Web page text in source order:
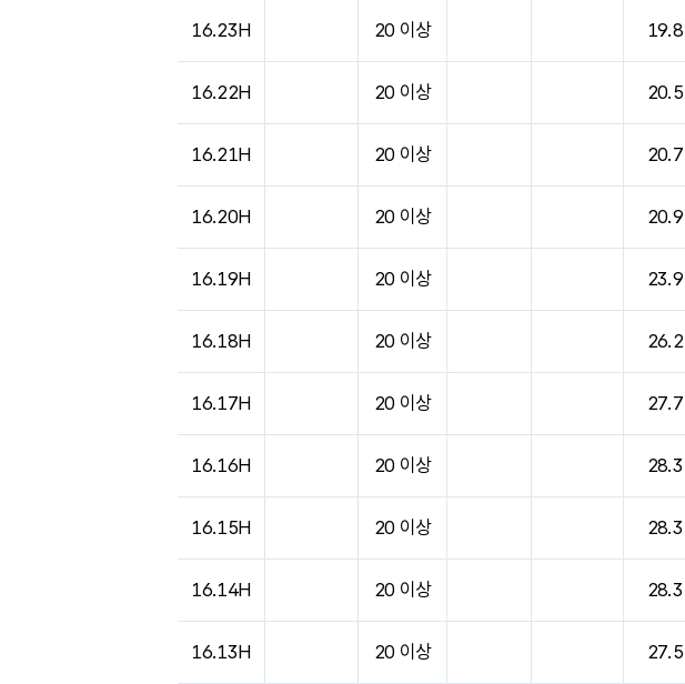
16.23H 20 이상 19.8
16.22H 20 이상 20.5
16.21H 20 이상 20.7
16.20H 20 이상 20.9
16.19H 20 이상 23.9
16.18H 20 이상 26.2
16.17H 20 이상 27.7
16.16H 20 이상 28.3
16.15H 20 이상 28.3
16.14H 20 이상 28.3
16.13H 20 이상 27.5